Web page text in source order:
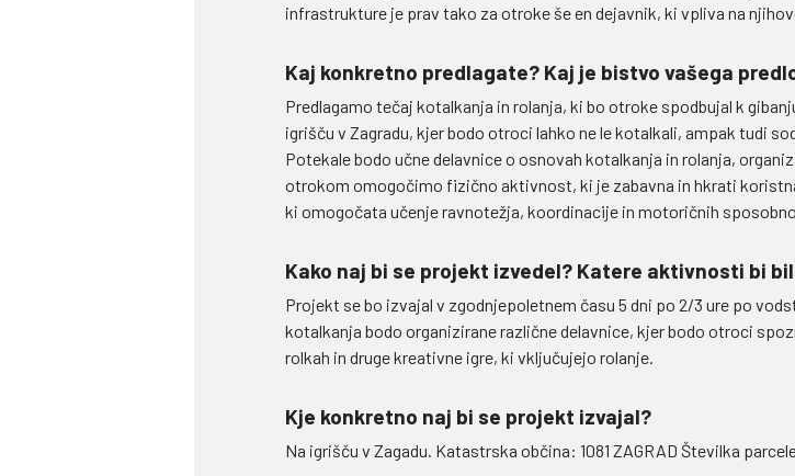
infrastrukture je prav tako za otroke še en dejavnik, ki vpliva na
Kaj konkretno predlagate? Kaj je bistvo vašega
Predlagamo tečaj kotalkanja in rolanja, ki bo otroke spodbujal k
igrišču v Zagradu, kjer bodo otroci lahko ne le kotalkali, ampak tudi
Potekale bodo učne delavnice o osnovah kotalkanja in rolanja,
otrokom omogočimo fizično aktivnost, ki je zabavna in hkrati
ki omogočata učenje ravnotežja, koordinacije in motoričnih
Kako naj bi se projekt izvedel? Katere aktivnosti bi
Projekt se bo izvajal v zgodnjepoletnem času 5 dni po 2/3 ure po
kotalkanja bodo organizirane različne delavnice, kjer bodo otroci
rolkah in druge kreativne igre, ki vključujejo rolanje.
Kje konkretno naj bi se projekt izvajal?
Na igrišču v Zagadu. Katastrska občina: 1081 ZAGRAD Številka